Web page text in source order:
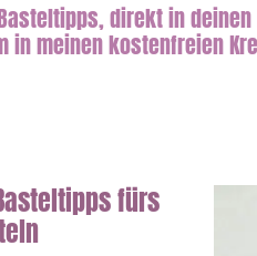
direkt in
in meinen kostenfreien
fürs